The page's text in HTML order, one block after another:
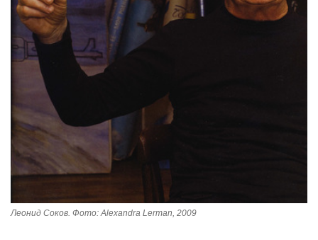
Леонид Соков. Фото: Alexandra Lerman, 2009